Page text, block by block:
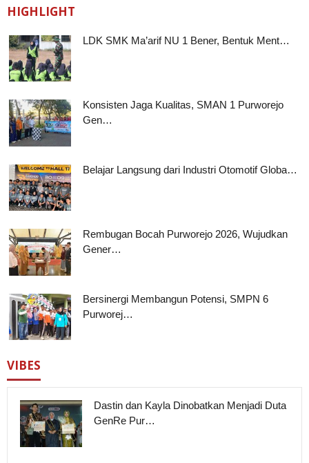
HIGHLIGHT
LDK SMK Ma’arif NU 1 Bener, Bentuk Ment…
Konsisten Jaga Kualitas, SMAN 1 Purworejo
Gen…
Belajar Langsung dari Industri Otomotif Globa…
Rembugan Bocah Purworejo 2026, Wujudkan
Gener…
Bersinergi Membangun Potensi, SMPN 6
Purworej…
VIBES
Dastin dan Kayla Dinobatkan Menjadi Duta
GenRe Pur…